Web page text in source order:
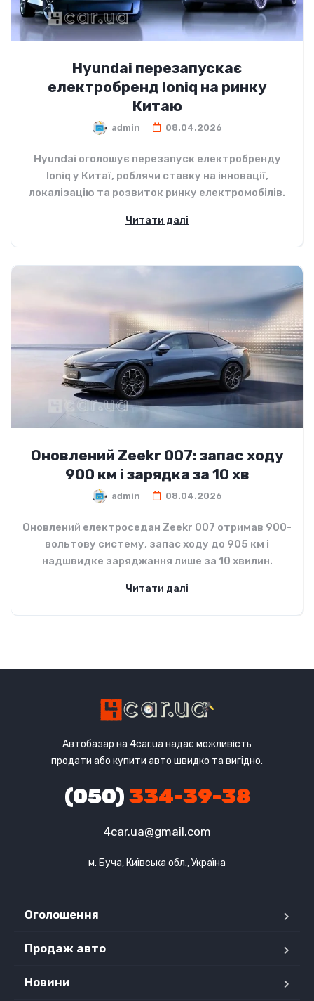
Hyundai перезапускає
електробренд Ioniq на ринку
Китаю
admin 08.04.2026
Hyundai оголошує перезапуск електробренду
Ioniq у Китаї, роблячи ставку на інновації,
локалізацію та розвиток ринку електромобілів.
Читати далі
Оновлений Zeekr 007: запас ходу
900 км і зарядка за 10 хв
admin 08.04.2026
Оновлений електроседан Zeekr 007 отримав 900-
вольтову систему, запас ходу до 905 км і
надшвидке заряджання лише за 10 хвилин.
Читати далі
Автобазар на 4car.ua надає можливість
продати або купити авто швидко та вигідно.
(050)334-39-38
4car.ua@gmail.com
м. Буча, Київська обл., Україна
Оголошення
Продаж авто
Новини